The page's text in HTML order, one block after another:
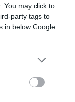
You may click to
party tags to
in below Google
per il
nel
sulla
è stato